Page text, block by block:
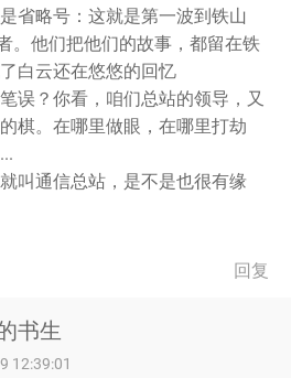
省略号：这就是第一波到铁山
。他们把他们的故事，都留在铁
白云还在悠悠的回忆
误？你看，咱们总站的领导，又
棋。在哪里做眼，在哪里打劫
叫通信总站，是不是也很有缘
回复
书生
12:39:01